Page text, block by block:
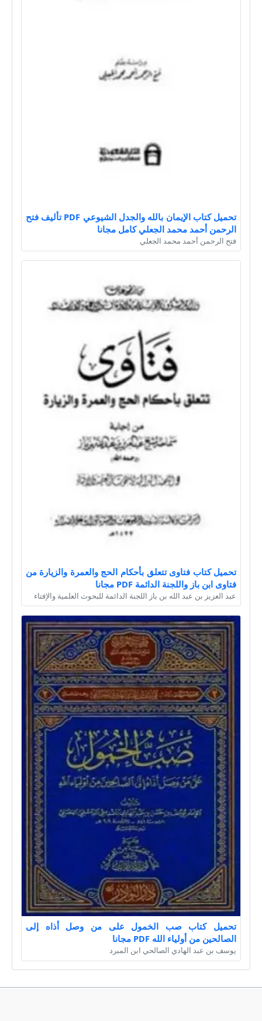
تحميل كتاب الإيمان بالله والجدل الشيوعي PDF تأليف فتح
الرحمن أحمد محمد الجعلي كامل مجانا
فتح الرحمن أحمد محمد الجعلي
تحميل كتاب فتاوى تتعلق بأحكام الحج والعمرة والزيارة من
فتاوى ابن باز واللجنة الدائمة PDF مجانا
عبد العزيز بن عبد الله بن باز اللجنة الدائمة للبحوث العلمية والإفتاء
تحميل كتاب صب الخمول على من وصل أذاه إلى
الصالحين من أولياء الله PDF مجانا
يوسف بن عبد الهادي الصالحي ابن المبرد